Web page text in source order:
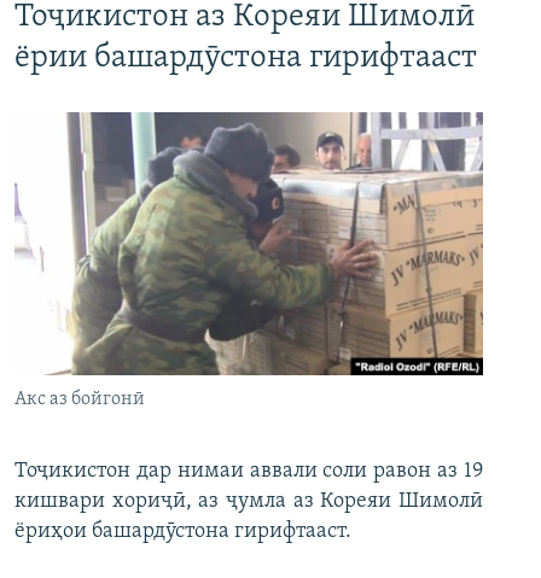
Тоҷикистон аз Кореяи Шимолӣ
ёрии башардӯстона гирифтааст
Акс аз бойгонӣ
Тоҷикистон дар нимаи аввали соли равон аз 19
кишвари хориҷӣ, аз ҷумла аз Кореяи Шимолӣ
ёриҳои башардӯстона гирифтааст.